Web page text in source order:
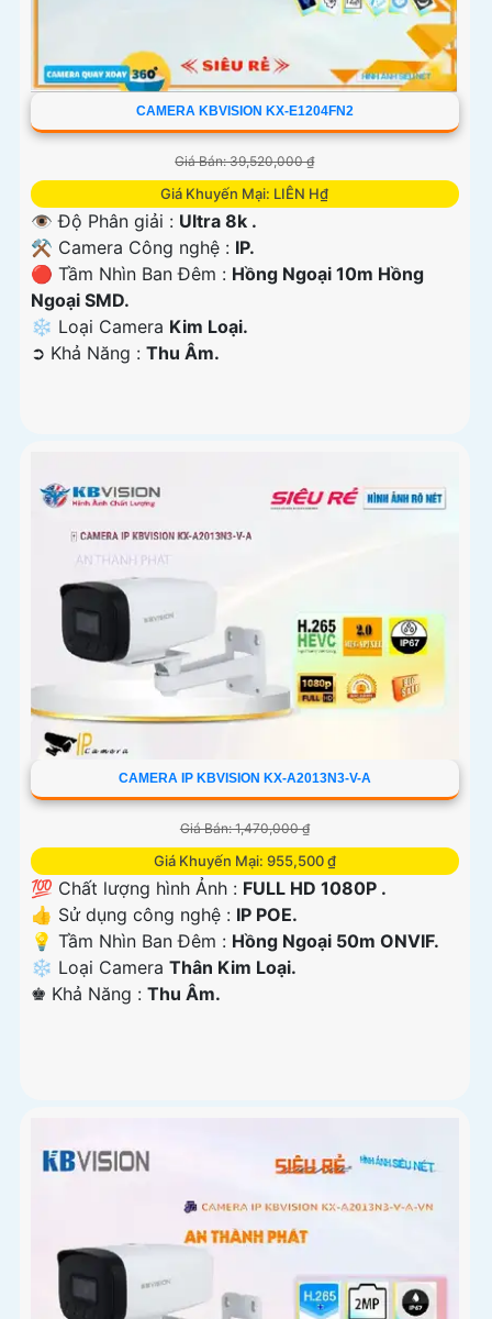
CAMERA KBVISION KX-E1204FN2
Giá Bán: 39,520,000 ₫
Giá Khuyến Mại: LIÊN H₫
👁 Độ Phân giải : Ultra 8k .
⚒ Camera Công nghệ : IP.
🔴 Tầm Nhìn Ban Đêm : Hồng Ngoại 10m Hồng
Ngoại SMD.
❄ Loại Camera Kim Loại.
️➲ Khả Năng : Thu Âm.
CAMERA IP KBVISION KX-A2013N3-V-A
Giá Bán: 1,470,000 ₫
Giá Khuyến Mại: 955,500 ₫
💯 Chất lượng hình Ảnh : FULL HD 1080P .
👍 Sử dụng công nghệ : IP POE.
💡 Tầm Nhìn Ban Đêm : Hồng Ngoại 50m ONVIF.
❄ Loại Camera Thân Kim Loại.
️♚ Khả Năng : Thu Âm.